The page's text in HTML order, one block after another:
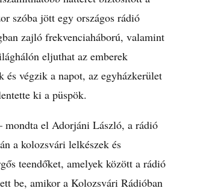
szóba jött egy országos rádió
zajló frekvenciaháború, valamint
eljuthat az emberek
végzik a napot, az egyházkerület
ki a püspök.
mondta el Adorjáni László, a rádió
a kolozsvári lelkészek és
teendőket, amelyek között a rádió
be, amikor a Kolozsvári Rádióban